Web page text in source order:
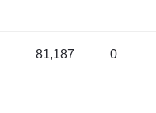
0
81,187